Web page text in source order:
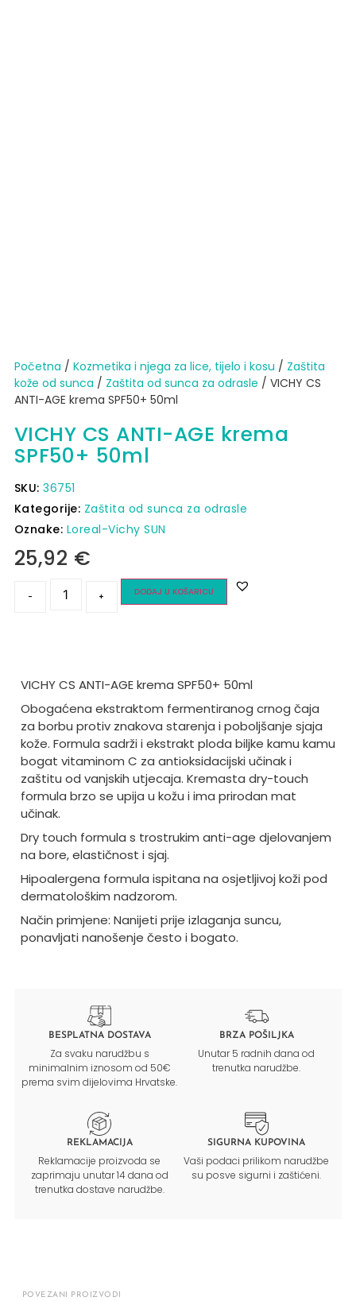
Početna / Kozmetika i njega za lice, tijelo i kosu / Zaštita
kože od sunca​ / Zaštita od sunca za odrasle / VICHY CS
ANTI-AGE krema SPF50+ 50ml
VICHY CS ANTI-AGE krema
SPF50+ 50ml
SKU:36751
Kategorije: Zaštita od sunca za odrasle
Oznake: Loreal-Vichy SUN
25,92 €
- + DODAJ U KOŠARICU
VICHY CS ANTI-AGE krema SPF50+ 50ml
Obogaćena ekstraktom fermentiranog crnog čaja
za borbu protiv znakova starenja i poboljšanje sjaja
kože. Formula sadrži i ekstrakt ploda biljke kamu kamu
bogat vitaminom C za antioksidacijski učinak i
zaštitu od vanjskih utjecaja. Kremasta dry-touch
formula brzo se upija u kožu i ima prirodan mat
učinak.
Dry touch formula s trostrukim anti-age djelovanjem
na bore, elastičnost i sjaj.
Hipoalergena formula ispitana na osjetljivoj koži pod
dermatološkim nadzorom.
Način primjene: Nanijeti prije izlaganja suncu,
ponavljati nanošenje često i bogato.
BESPLATNA DOSTAVA
Za svaku narudžbu s
minimalnim iznosom od 50€
prema svim dijelovima Hrvatske.
BRZA POŠILJKA
Unutar 5 radnih dana od
trenutka narudžbe.
REKLAMACIJA
Reklamacije proizvoda se
zaprimaju unutar 14 dana od
trenutka dostave narudžbe.
SIGURNA KUPOVINA
Vaši podaci prilikom narudžbe
su posve sigurni i zaštićeni.
POVEZANI PROIZVODI